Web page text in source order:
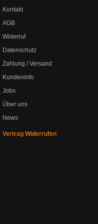
Kontakt
AGB
Widerruf
Datenschutz
Zahlung / Versand
Kundeninfo
Jobs
Über uns
News
Vertrag Widerrufen